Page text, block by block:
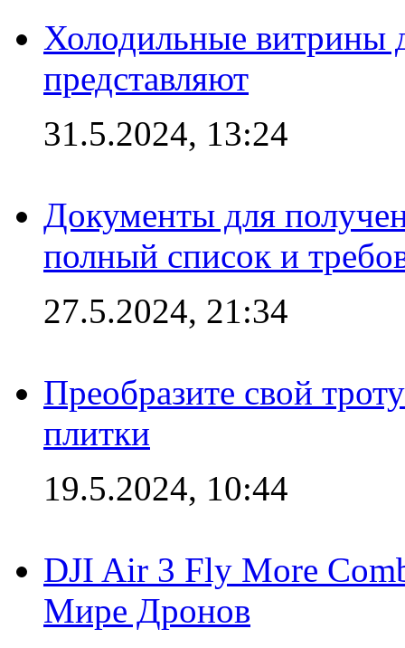
Холодильные витрины
представляют
31.5.2024, 13:24
Документы для
полный список и
27.5.2024, 21:34
Преобразите свой
плитки
19.5.2024, 10:44
DJI Air 3 Fly More
Мире Дронов